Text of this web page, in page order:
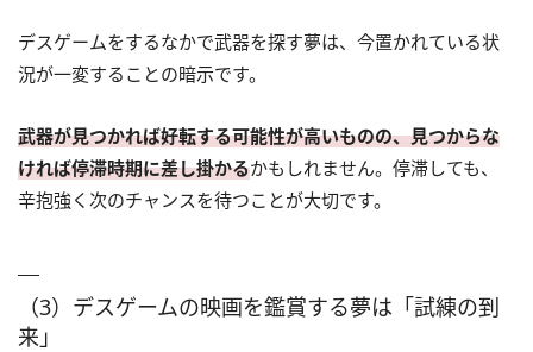
デスゲームをするなかで武器を探す夢は、今置かれている状
況が一変することの暗示です。
武器が見つかれば好転する可能性が高いものの、見つからな
ければ停滞時期に差し掛かるかもしれません。停滞しても、
辛抱強く次のチャンスを待つことが大切です。
（3）デスゲームの映画を鑑賞する夢は「試練の到
来」